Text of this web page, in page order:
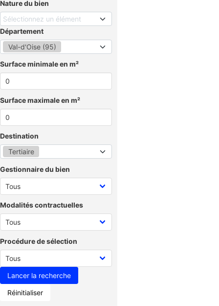
Nature du bien
Sélectionnez un élément
Département
Val-d'Oise (95)
Surface minimale en m²
Surface maximale en m²
Destination
Tertiaire
Gestionnaire du bien
Modalités contractuelles
Procédure de sélection
Réinitialiser